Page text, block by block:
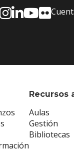
Recursos
Aulas
Gestión
Bibliotecas